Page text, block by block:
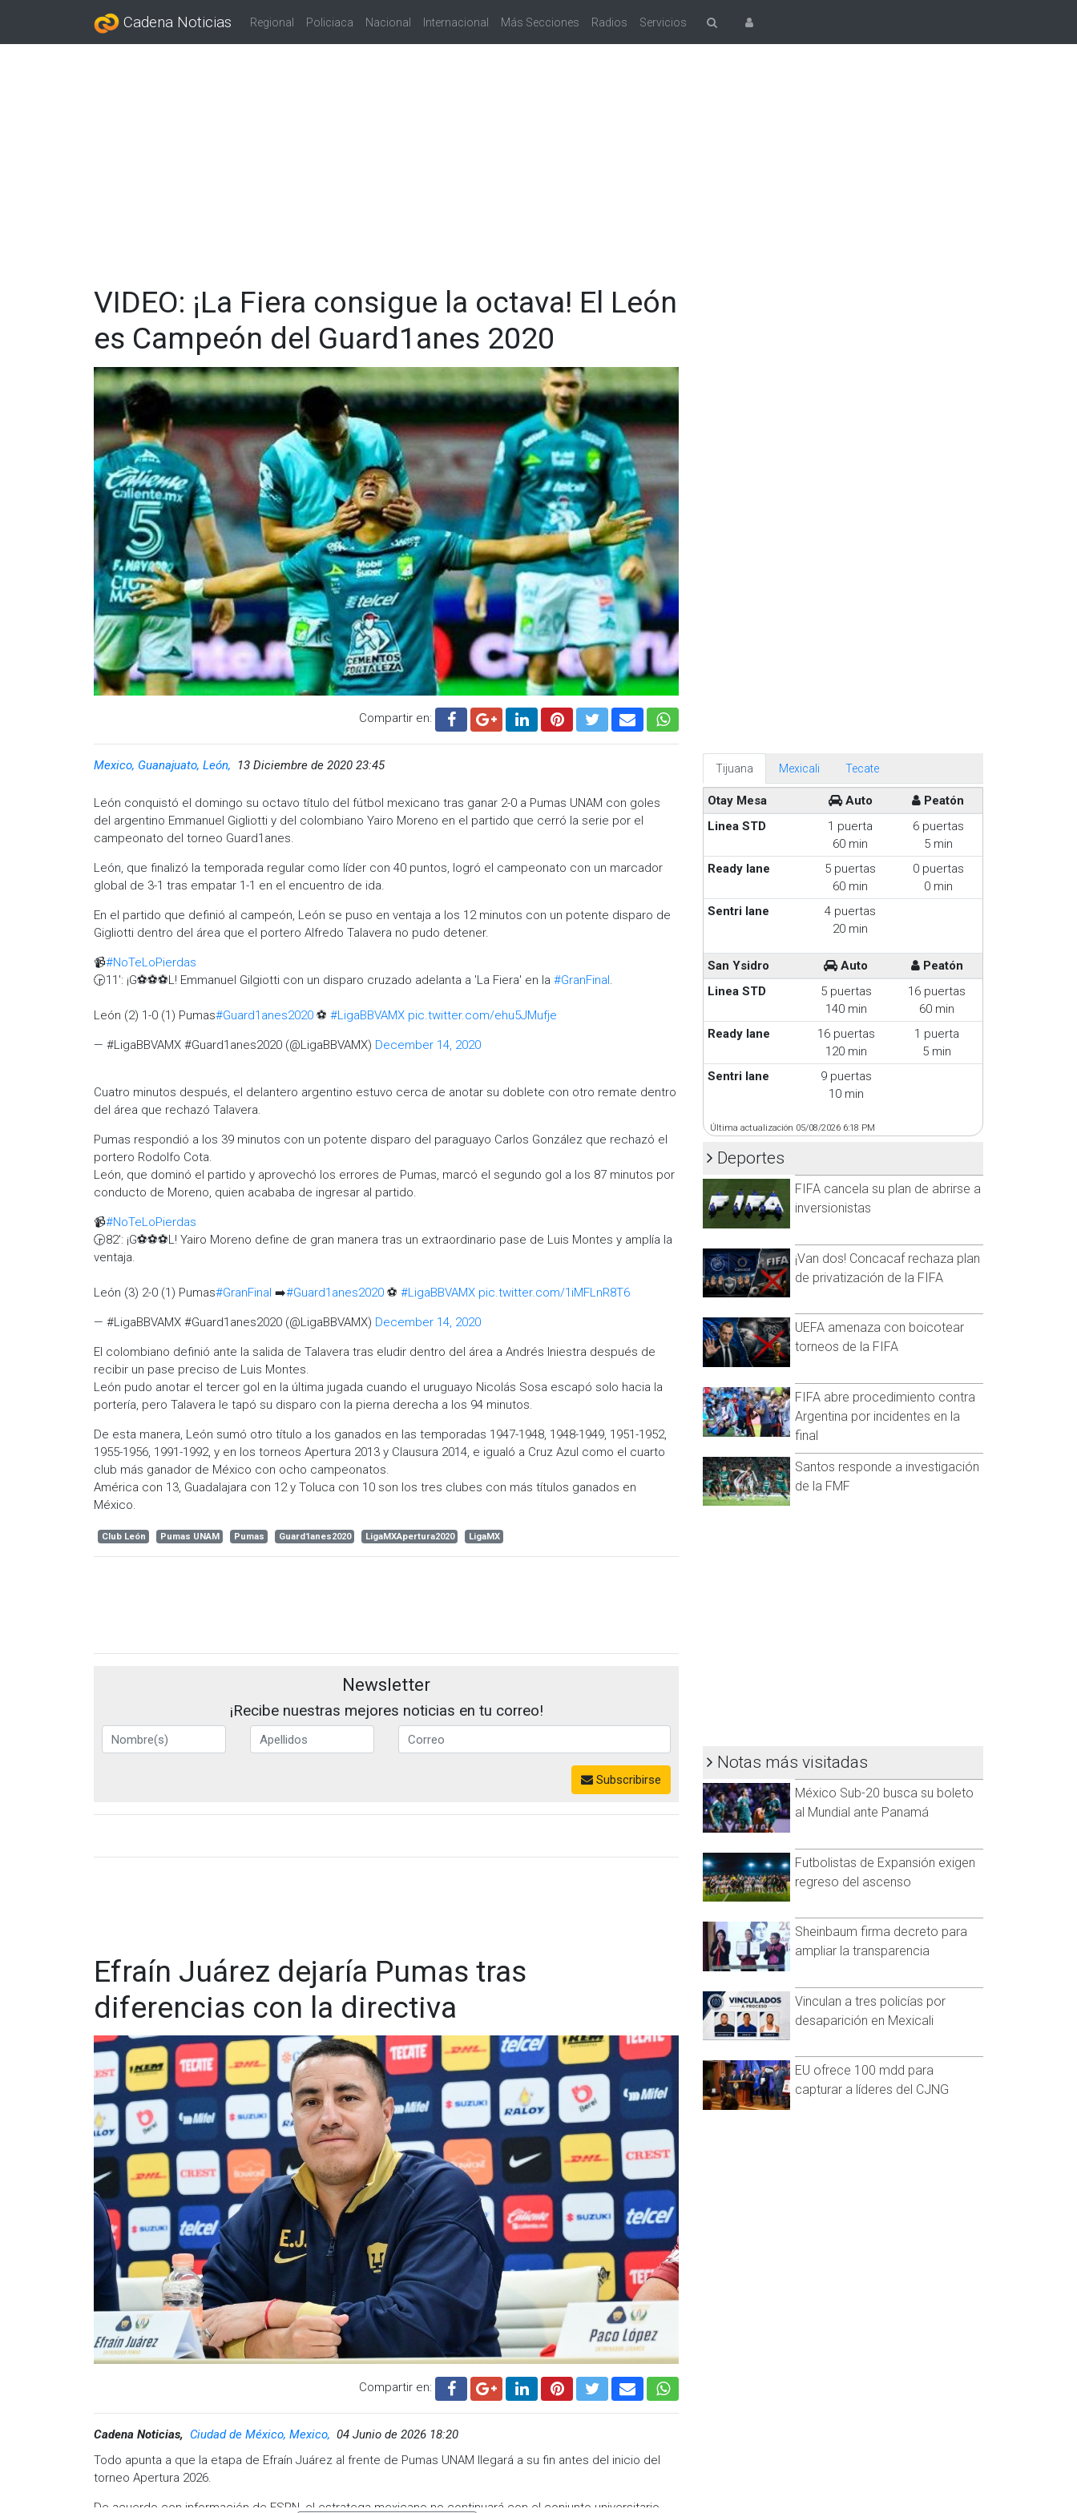
Cadena Noticias Regional Policiaca Nacional Internacional Más Secciones Radios Servicios
VIDEO: ¡La Fiera consigue la octava! El León
es Campeón del Guard1anes 2020
Compartir en:
Mexico, Guanajuato, León, 13 Diciembre de 2020 23:45
León conquistó el domingo su octavo título del fútbol mexicano tras ganar 2-0 a Pumas UNAM con goles
del argentino Emmanuel Gigliotti y del colombiano Yairo Moreno en el partido que cerró la serie por el
campeonato del torneo Guard1anes.
León, que finalizó la temporada regular como líder con 40 puntos, logró el campeonato con un marcador
global de 3-1 tras empatar 1-1 en el encuentro de ida.
En el partido que definió al campeón, León se puso en ventaja a los 12 minutos con un potente disparo de
Gigliotti dentro del área que el portero Alfredo Talavera no pudo detener.
📹#NoTeLoPierdas
🕞11': ¡G⚽⚽⚽L! Emmanuel Gilgiotti con un disparo cruzado adelanta a 'La Fiera' en la #GranFinal.
León (2) 1-0 (1) Pumas#Guard1anes2020 ⚽ #LigaBBVAMX pic.twitter.com/ehu5JMufje
— #LigaBBVAMX #Guard1anes2020 (@LigaBBVAMX) December 14, 2020
Cuatro minutos después, el delantero argentino estuvo cerca de anotar su doblete con otro remate dentro
del área que rechazó Talavera.
Pumas respondió a los 39 minutos con un potente disparo del paraguayo Carlos González que rechazó el
portero Rodolfo Cota.
León, que dominó el partido y aprovechó los errores de Pumas, marcó el segundo gol a los 87 minutos por
conducto de Moreno, quien acababa de ingresar al partido.
📹#NoTeLoPierdas
🕞82': ¡G⚽⚽⚽L! Yairo Moreno define de gran manera tras un extraordinario pase de Luis Montes y amplía la
ventaja.
León (3) 2-0 (1) Pumas#GranFinal ➡️#Guard1anes2020 ⚽ #LigaBBVAMX pic.twitter.com/1iMFLnR8T6
— #LigaBBVAMX #Guard1anes2020 (@LigaBBVAMX) December 14, 2020
El colombiano definió ante la salida de Talavera tras eludir dentro del área a Andrés Iniestra después de
recibir un pase preciso de Luis Montes.
León pudo anotar el tercer gol en la última jugada cuando el uruguayo Nicolás Sosa escapó solo hacia la
portería, pero Talavera le tapó su disparo con la pierna derecha a los 94 minutos.
De esta manera, León sumó otro título a los ganados en las temporadas 1947-1948, 1948-1949, 1951-1952,
1955-1956, 1991-1992, y en los torneos Apertura 2013 y Clausura 2014, e igualó a Cruz Azul como el cuarto
club más ganador de México con ocho campeonatos.
América con 13, Guadalajara con 12 y Toluca con 10 son los tres clubes con más títulos ganados en
México.
Club León Pumas UNAM Pumas Guard1anes2020 LigaMXApertura2020 LigaMX
Newsletter
¡Recibe nuestras mejores noticias en tu correo!
Subscribirse
Efraín Juárez dejaría Pumas tras
diferencias con la directiva
Compartir en:
Cadena Noticias, Ciudad de México, Mexico, 04 Junio de 2026 18:20
Todo apunta a que la etapa de Efraín Juárez al frente de Pumas UNAM llegará a su fin antes del inicio del
torneo Apertura 2026.
De acuerdo con información de ESPN, el estratega mexicano no continuará con el conjunto universitario
Tijuana Mexicali Tecate
Otay Mesa Auto
Peatón
Linea STD
1 puerta
60 min
6 puertas
5 min
Ready lane
5 puertas
60 min
0 puertas
0 min
Sentri lane
4 puertas
20 min
San Ysidro Auto
Peatón
Linea STD
5 puertas
140 min
16 puertas
60 min
Ready lane
16 puertas
120 min
1 puerta
5 min
Sentri lane
9 puertas
10 min
Última actualización 05/08/2026 6:18 PM
Deportes
FIFA cancela su plan de abrirse a
inversionistas
¡Van dos! Concacaf rechaza plan
de privatización de la FIFA
UEFA amenaza con boicotear
torneos de la FIFA
FIFA abre procedimiento contra
Argentina por incidentes en la
final
Santos responde a investigación
de la FMF
Notas más visitadas
México Sub-20 busca su boleto
al Mundial ante Panamá
Futbolistas de Expansión exigen
regreso del ascenso
Sheinbaum firma decreto para
ampliar la transparencia
Vinculan a tres policías por
desaparición en Mexicali
EU ofrece 100 mdd para
capturar a líderes del CJNG